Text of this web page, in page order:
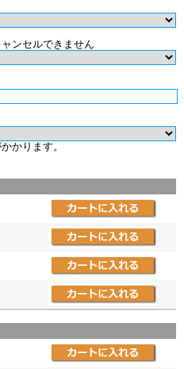
ンセルできません
かります。